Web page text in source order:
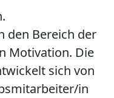
den Bereich der
Motivation. Die
sich von
in